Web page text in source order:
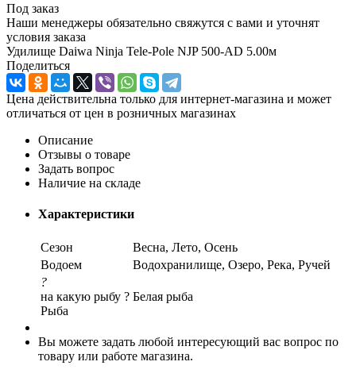
Под заказ
Наши менеджеры обязательно свяжутся с вами и уточнят
условия заказа
Удилище Daiwa Ninja Tele-Pole NJP 500-AD 5.00м
Поделиться
Цена действительна только для интернет-магазина и может
отличаться от цен в розничных магазинах
Описание
Отзывы о товаре
Задать вопрос
Наличие на складе
Характеристики
Сезон
Весна, Лето, Осень
Водоем
Водохранилище, Озеро, Река, Ручей
?
на какую рыбу ?
Рыба
Белая рыба
Вы можете задать любой интересующий вас вопрос по
товару или работе магазина.